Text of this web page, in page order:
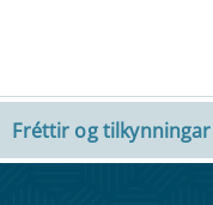
Fréttir og tilkynningar